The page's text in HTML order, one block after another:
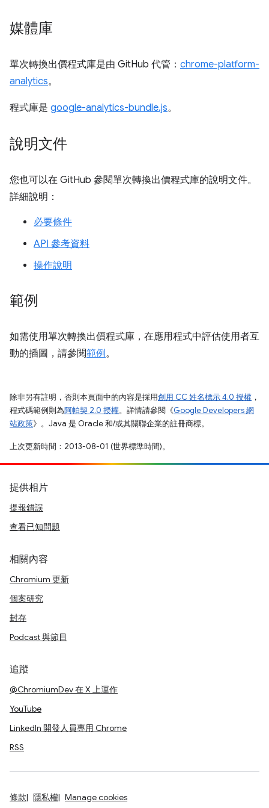
媒體庫
單次轉換出價程式庫是由 GitHub 代管： chrome-platform-
analytics。
程式庫是 google-analytics-bundle.js。
說明文件
您也可以在 GitHub 參閱單次轉換出價程式庫的說明文件。
詳細說明：
必要條件
API 參考資料
操作說明
範例
如需使用單次轉換出價程式庫，在應用程式中評估使用者互
動的插圖，請參閱範例。
除非另有註明，否則本頁面中的內容是採用創用 CC 姓名標示 4.0 授權 ，
程式碼範例則為阿帕契 2.0 授權。詳情請參閱《Google Developers 網
站政策》。Java 是 Oracle 和/或其關聯企業的註冊商標。
上次更新時間：2013-08-01 (世界標準時間)。
提供相片
提報錯誤
查看已知問題
相關內容
Chromium 更新
個案研究
封存
Podcast 與節目
追蹤
@ChromiumDev 在 X 上運作
YouTube
LinkedIn 開發人員專用 Chrome
RSS
條款 隱私權 Manage cookies